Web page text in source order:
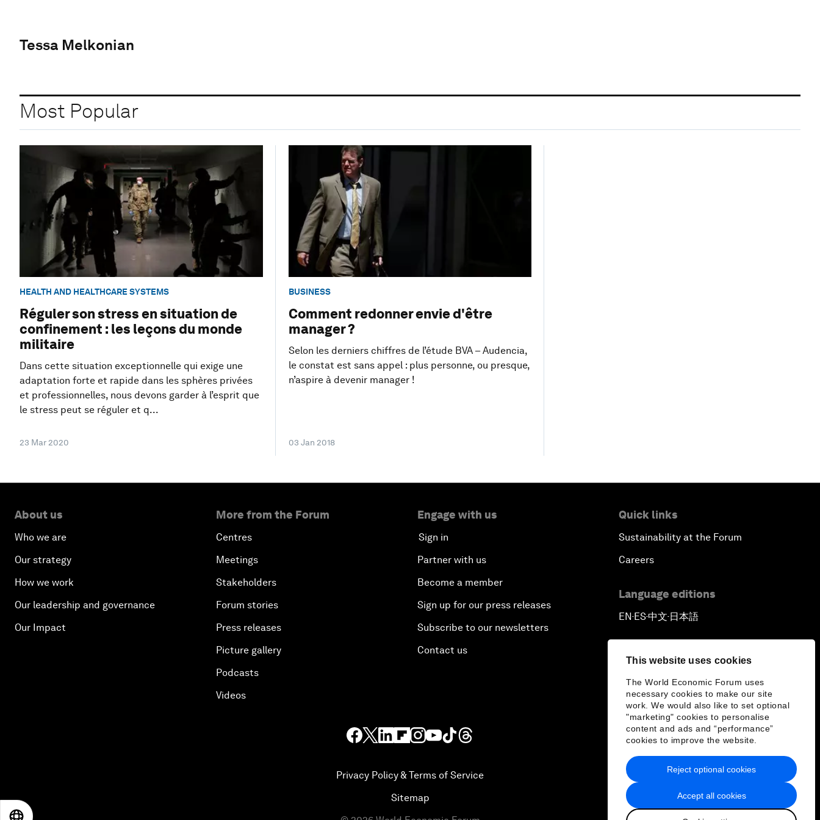
This website uses cookies
The World Economic Forum uses
necessary cookies to make our site
work. We would also like to set optional
"marketing" cookies to personalise
content and ads and “performance”
cookies to improve the website.
Accept all cookies
Reject optional cookies
Tessa Melkonian
Most Popular
HEALTH AND HEALTHCARE SYSTEMS
Réguler son stress en situation de
confinement : les leçons du monde
militaire
Dans cette situation exceptionnelle qui exige une
adaptation forte et rapide dans les sphères privées
et professionnelles, nous devons garder à l’esprit que
le stress peut se réguler et q...
23 Mar 2020
BUSINESS
Comment redonner envie d'être
manager ?
Selon les derniers chiffres de l’étude BVA – Audencia,
le constat est sans appel : plus personne, ou presque,
n’aspire à devenir manager !
03 Jan 2018
About us
Who we are
Our strategy
How we work
Our leadership and governance
Our Impact
More from the Forum
Centres
Meetings
Stakeholders
Forum stories
Press releases
Picture gallery
Podcasts
Videos
Engage with us
Sign in
Partner with us
Become a member
Sign up for our press releases
Subscribe to our newsletters
Contact us
Quick links
Sustainability at the Forum
Careers
Language editions
EN ▪ ES▪中文▪ 日本語
Privacy Policy & Terms of Service
Sitemap